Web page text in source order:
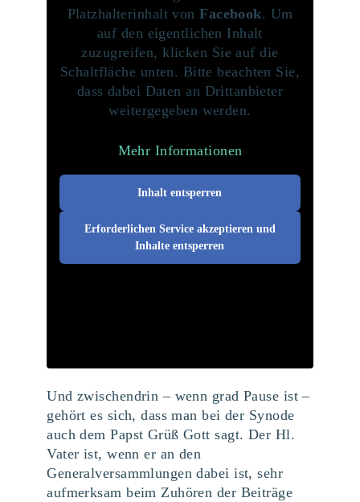
Platzhalterinhalt vonFacebook. Um
auf den eigentlichen Inhalt
zuzugreifen, klicken Sie auf die
Schaltfläche unten. Bitte beachten Sie,
dass dabei Daten an Drittanbieter
weitergegeben werden.
Mehr Informationen
Inhalt entsperren
Erforderlichen Service akzeptieren und
Inhalte entsperren
Und zwischendrin – wenn grad Pause ist –
gehört es sich, dass man bei der Synode
auch dem Papst Grüß Gott sagt. Der Hl.
Vater ist, wenn er an den
Generalversammlungen dabei ist, sehr
aufmerksam beim Zuhören der Beiträge